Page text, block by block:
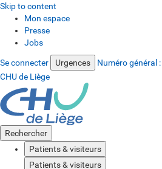
Skip to content
Mon espace
Presse
Jobs
Se connecter Urgences Numéro général :
CHU de Liège
Rechercher
Patients & visiteurs
Patients & visiteurs